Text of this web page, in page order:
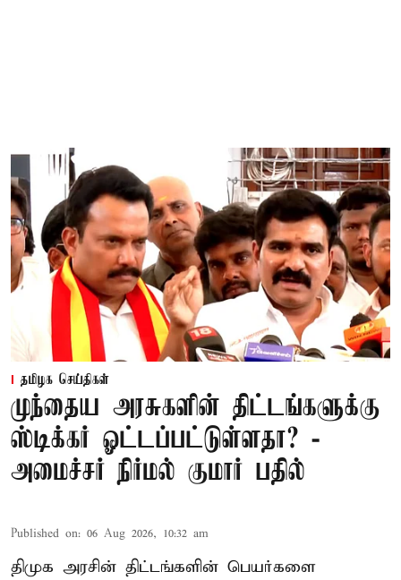
தமிழக செய்திகள்
முந்தைய அரசுகளின் திட்டங்களுக்கு
ஸ்டிக்கர் ஓட்டப்பட்டுள்ளதா? -
அமைச்சர் நிர்மல் குமார் பதில்
Published on: 06 Aug 2026, 10:32 am
திமுக அரசின் திட்டங்களின் பெயர்களை